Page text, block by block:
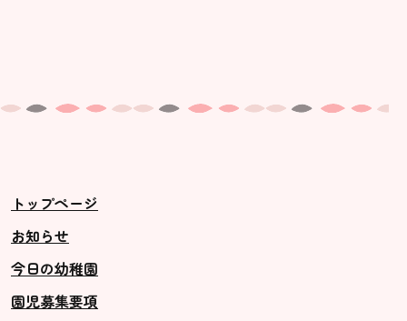
トップページ
お知らせ
今日の幼稚園
園児募集要項